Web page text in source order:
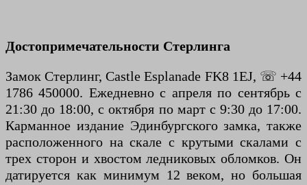
Достопримечательности Стерлинга
Замок Стерлинг, Castle Esplanade FK8 1EJ, ☏ +44
1786 450000. Ежедневно с апреля по сентябрь с
21:30 до 18:00, с октября по март с 9:30 до 17:00.
Карманное издание Эдинбургского замка, также
расположенного на скале с крутыми скалами с
трех сторон и хвостом ледниковых обломков. Он
датируется как минимум 12 веком, но большая